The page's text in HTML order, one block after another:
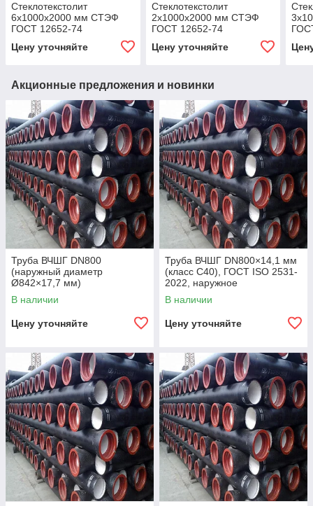
Стеклотекстолит
6x1000x2000 мм СТЭФ
ГОСТ 12652-74
Цену уточняйте
Стеклотекстолит
2x1000x2000 мм СТЭФ
ГОСТ 12652-74
Цену уточняйте
Акционные предложения и новинки
Труба ВЧШГ DN800
(наружный диаметр
Ø842×17,7 мм)
В наличии
Цену уточняйте
Труба ВЧШГ DN800×14,1 мм
(класс C40), ГОСТ ISO 2531-
2022, наружное
полиуретановое покрытие,
внутреннее цементно-
В наличии
Цену уточняйте